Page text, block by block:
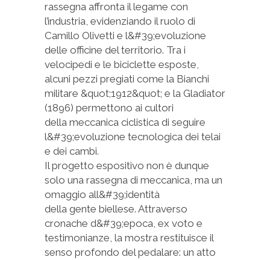
rassegna affronta il legame con
l’industria, evidenziando il ruolo di
Camillo Olivetti e l&#39;evoluzione
delle officine del territorio. Tra i
velocipedi e le biciclette esposte,
alcuni pezzi pregiati come la Bianchi
militare &quot;1912&quot; e la Gladiator
(1896) permettono ai cultori
della meccanica ciclistica di seguire
l&#39;evoluzione tecnologica dei telai
e dei cambi.
Il progetto espositivo non è dunque
solo una rassegna di meccanica, ma un
omaggio all&#39;identità
della gente biellese. Attraverso
cronache d&#39;epoca, ex voto e
testimonianze, la mostra restituisce il
senso profondo del pedalare: un atto